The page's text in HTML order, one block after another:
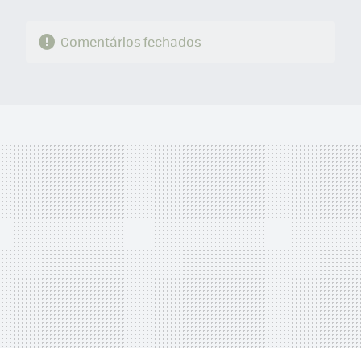
Comentários fechados